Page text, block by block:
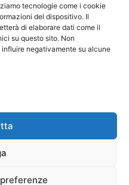
tecnologie come i cookie
del dispositivo. Il
di elaborare dati come il
su questo sito. Non
negativamente su alcune
momento
Potrebbe Essere per
alla Quinta